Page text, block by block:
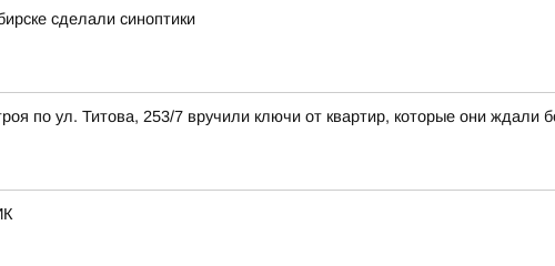
сделали синоптики
по ул. Титова, 253/7 вручили ключи от квартир, которые они ждали